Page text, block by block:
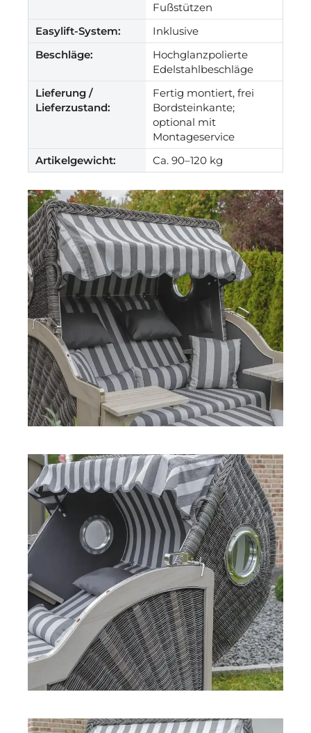
Fußstützen
Easylift-System:
Inklusive
Beschläge:
Hochglanzpolierte
Edelstahlbeschläge
Lieferung /
Lieferzustand:
Fertig montiert, frei
Bordsteinkante;
optional mit
Montageservice
Artikelgewicht:
Ca. 90–120 kg